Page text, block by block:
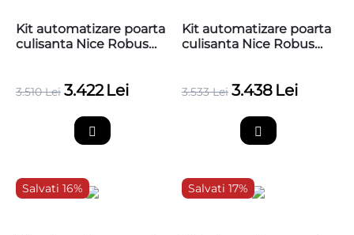
Kit automatizare poarta
culisanta Nice Robus
cremaliera teflonata
3.510 Lei 3.422 Lei
Kit automatizare poarta
culisanta Nice Robus
cremaliera zincata
3.533 Lei 3.438 Lei
Salvati 16% Salvati 17%